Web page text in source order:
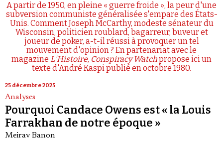
A partir de 1950, en pleine « guerre froide », la peur d'une
subversion communiste généralisée s'empare des États-
Unis. Comment Joseph McCarthy, modeste sénateur du
Wisconsin, politicien roublard, bagarreur, buveur et
joueur de poker, a-t-il réussi à provoquer un tel
mouvement d'opinion ? En partenariat avec le
magazine L'Histoire, Conspiracy Watchpropose ici un
texte d'André Kaspi publié en octobre 1980.
25 décembre 2025
Analyses
Pourquoi Candace Owens est « la Louis
Farrakhan de notre époque »
Meirav Banon